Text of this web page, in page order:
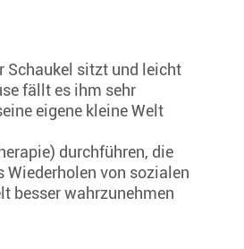
Schaukel sitzt und leicht
fällt es ihm sehr
eigene kleine Welt
durchführen, die
von sozialen
besser wahrzunehmen